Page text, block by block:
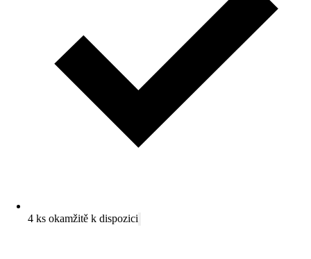
4 ks okamžitě k dispozici